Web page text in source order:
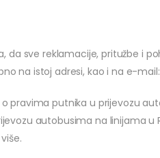
da sve reklamacije, pritužbe i
na istoj adresi, kao i na e-mail:
o pravima putnika u prijevozu
autobusima na linijama u